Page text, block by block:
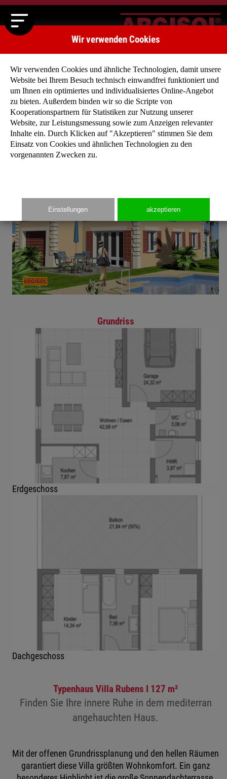
Startseite » Typenhäuser »Typenhaus Villa Rubens I
Grundriss
Erdgeschoss
Dachgeschoss
Typenhaus Villa Rubens I 127 m²
Finden Sie Ihre innere Ruhe in dem mediterran
angehauchten Haus.
Mit der offenen Grundrissplanung und den hellen Räumen
garantiert diese Villa größten Wohnkomfort. Ein ganz
Wir verwenden Cookies
Wir verwenden Cookies und ähnliche Technologien, damit unsere
Website bei Ihrem Besuch technisch einwandfrei funktioniert und
um Ihnen ein optimiertes und individualisiertes Online-Angebot
zu bieten. Außerdem binden wir so die Scripte von
Kooperationspartnern für Statistiken zur Nutzung unserer
Website, zur Leistungsmessung sowie zum Anzeigen relevanter
Inhalte ein. Durch Klicken auf "Akzeptieren" stimmen Sie dem
Einsatz von Cookies und ähnlichen Technologien zu den
vorgenannten Zwecken zu.
Einstellungen akzeptieren